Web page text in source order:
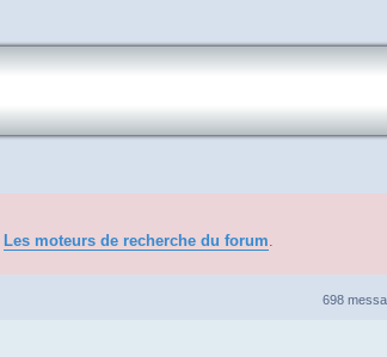
Les moteurs de recherche du forum.
698